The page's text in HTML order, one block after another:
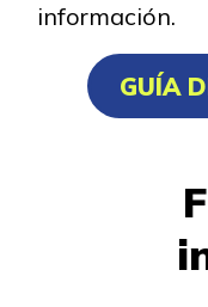
Aprender
información.
GUÍA